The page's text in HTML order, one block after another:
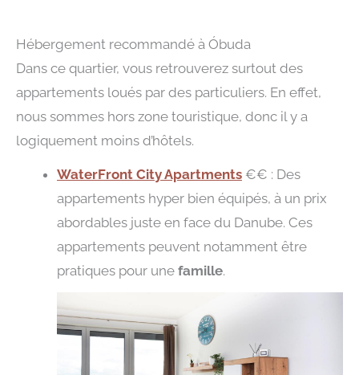
Hébergement recommandé à Óbuda
Dans ce quartier, vous retrouverez surtout des
appartements loués par des particuliers. En effet,
nous sommes hors zone touristique, donc il y a
logiquement moins d’hôtels.
WaterFront City Apartments €€ : Des
appartements hyper bien équipés, à un prix
abordables juste en face du Danube. Ces
appartements peuvent notamment être
pratiques pour une famille.